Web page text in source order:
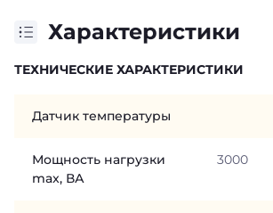
Характеристики
ТЕХНИЧЕСКИЕ ХАРАКТЕРИСТИКИ
Датчик температуры
Мощность нагрузки
max, ВА
3000